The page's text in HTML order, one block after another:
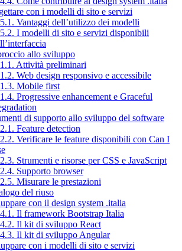
con i modelli di sito e servizi
Vantaggi dell’utilizzo dei modelli
I modelli di sito e servizi disponibili
allo sviluppo
Attività preliminari
Web design responsivo e accessibile
Mobile first
Progressive enhancement e Graceful
di supporto allo sviluppo del software
Feature detection
Verificare le feature disponibili con Can I
Strumenti e risorse per CSS e JavaScript
Supporto browser
Misurare le prestazioni
del riuso
con il design system .italia
Il framework Bootstrap Italia
Il kit di sviluppo React
Il kit di sviluppo Angular
con i modelli di sito e servizi